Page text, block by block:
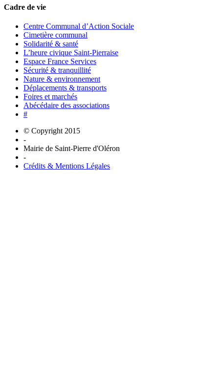
Cadre de vie
Centre Communal d’Action Sociale
Cimetière communal
Solidarité & santé
L’heure civique Saint-Pierraise
Espace France Services
Sécurité & tranquillité
Nature & environnement
Déplacements & transports
Foires et marchés
Abécédaire des associations
#
© Copyright 2015
-
Mairie de Saint-Pierre d'Oléron
-
Crédits & Mentions Légales